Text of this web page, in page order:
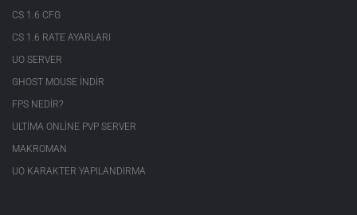
CS 1.6 CFG
CS 1.6 RATE AYARLARI
UO SERVER
GHOST MOUSE INDIR
FPS NEDIR?
ULTIMA ONLINE PVP SERVER
MAKROMAN
UO KARAKTER YAPILANDIRMA